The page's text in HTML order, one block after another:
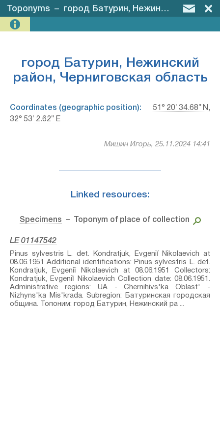
Toponyms – город Батурин, Нежинский район, Черниговская область
город Батурин, Нежинский
район, Черниговская область
Coordinates (geographic position):
51° 20′ 34.68″ N,
32° 53′ 2.62″ E
Мишин Игорь, 25.11.2024 14:41
Linked resources:
Specimens – Toponym of place of collection
LE 01147542
Pinus sylvestris L.⁣ det. Kondratjuk, Evgeniĭ Nikolaevich at
08.06.1951 Additional identifications: Pinus sylvestris L.⁣ det.
Kondratjuk, Evgeniĭ Nikolaevich at 08.06.1951 Collectors:
Kondratjuk, Evgeniĭ Nikolaevich Collection date: 08.06.1951.
Administrative regions: UA - Chernihivs'ka Oblast' -
Nizhyns'ka Mis'krada. Subregion: Батуринская городская
община. Топоним: город Батурин, Нежинский ра ...